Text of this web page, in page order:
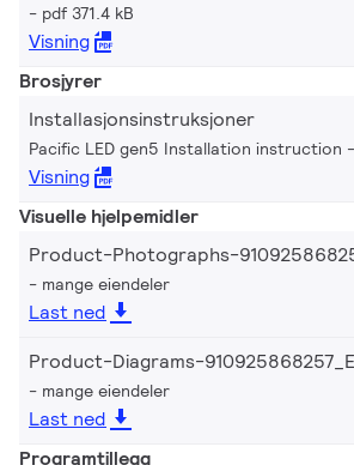
pdf 371.4 kB
Visning
Brosjyrer
Installasjonsinstruksjoner
Pacific LED gen5 Installation instruction
Visning
Visuelle hjelpemidler
Product-Photographs-
mange eiendeler
Last ned
Product-Diagrams-
mange eiendeler
Last ned
Programtillegg